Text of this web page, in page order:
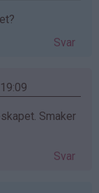
Svar
Smaker
Svar